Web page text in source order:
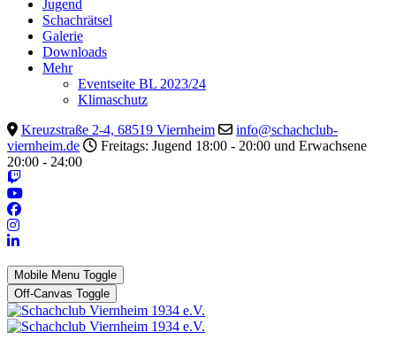
Jugend
Schachrätsel
Galerie
Downloads
Mehr
Eventseite BL 2023/24
Klimaschutz
Kreuzstraße 2-4, 68519 Viernheim
info@schachclub-
viernheim.de
Freitags: Jugend 18:00 - 20:00 und Erwachsene
20:00 - 24:00
Mobile Menu Toggle
Off-Canvas Toggle